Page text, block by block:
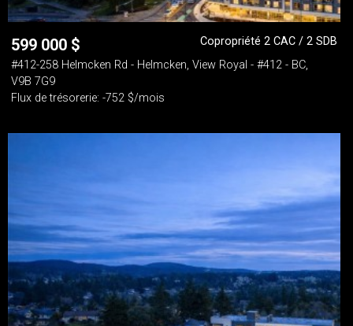
599 000 $
Copropriété 2 CAC / 2 SDB
#412-258 Helmcken Rd - Helmcken, View Royal - #412 - BC,
V9B 7G9
Flux de trésorerie: -752 $/mois